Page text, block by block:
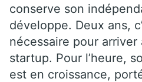
conserve son
développe. Deux ans,
nécessaire pour arriver
startup. Pour l’heure,
est en croissance,